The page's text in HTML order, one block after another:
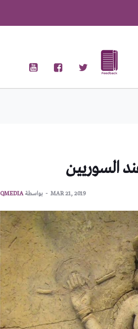
السوريين
MAR 21, 2019 بواسطةQMEDIA